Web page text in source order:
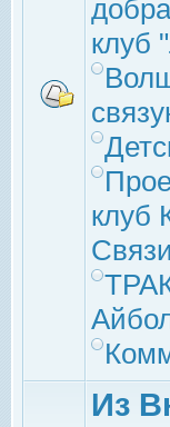
клуб
клуб
Из